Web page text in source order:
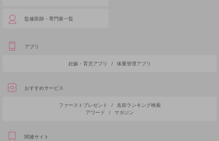
監修医師・専門家一覧
アプリ
妊娠・育児アプリ / 体重管理アプリ
おすすめサービス
ファーストプレゼント /
名前ランキング検索
アワード
/ マガジン
関連サイト